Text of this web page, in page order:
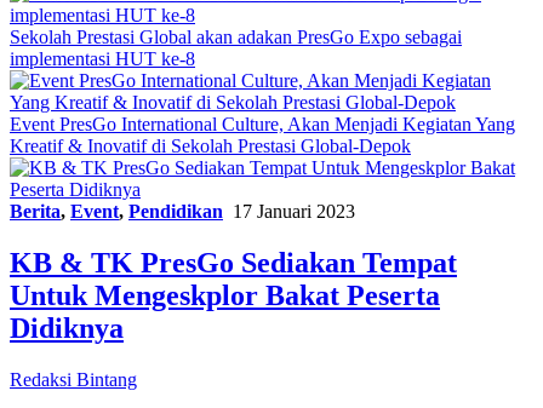
Sekolah Prestasi Global akan adakan PresGo Expo sebagai
implementasi HUT ke-8
Event PresGo International Culture, Akan Menjadi Kegiatan Yang
Kreatif & Inovatif di Sekolah Prestasi Global-Depok
Berita, Event, Pendidikan 17 Januari 2023
KB & TK PresGo Sediakan Tempat
Untuk Mengeskplor Bakat Peserta
Didiknya
Redaksi Bintang